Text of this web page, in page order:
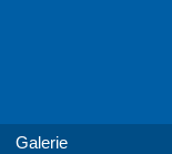
Galerie